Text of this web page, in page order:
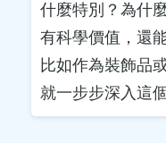
什麼特別？為什
有科學價值，還
比如作為裝飾品
就一步步深入這